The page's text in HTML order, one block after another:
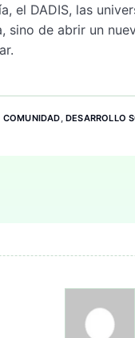
el DADIS, las
de abrir un
COMUNIDAD ,DESARROLLO